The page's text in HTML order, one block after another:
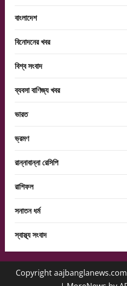
বাংলাদেশ
বিনোদনের খবর
বিশ্ব সংবাদ
ব্যবসা বাণিজ্য খবর
ভারত
ভ্রমণ
রান্নাবান্না রেসিপি
রাশিফল
সনাতন ধর্ম
স্বাস্থ্য সংবাদ
Copyright